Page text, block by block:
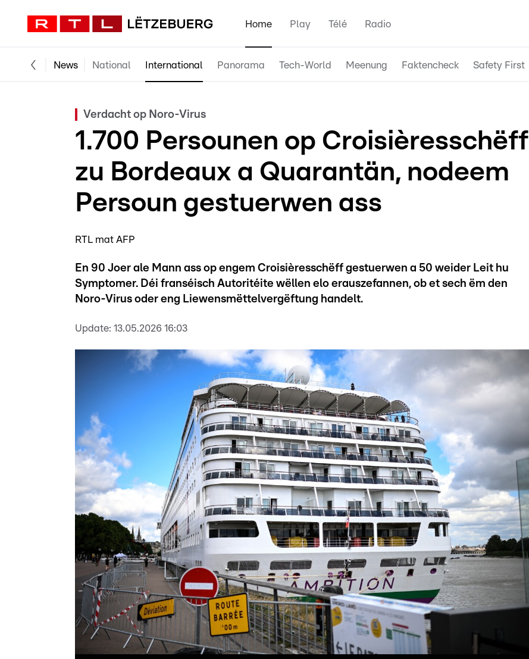
Home Play Télé Radio
News National International Panorama Tech-World Meenung Faktencheck Safety First
Verdacht op Noro-Virus
1.700 Persounen op Croisièresschëff
zu Bordeaux a Quarantän, nodeem
Persoun gestuerwen ass
RTL mat AFP
En 90 Joer ale Mann ass op engem Croisièresschëff gestuerwen a 50 weider Leit hu
Symptomer. Déi franséisch Autoritéite wëllen elo erauszefannen, ob et sech ëm den
Noro-Virus oder eng Liewensmëttelvergëftung handelt.
Update: 13.05.2026 16:03